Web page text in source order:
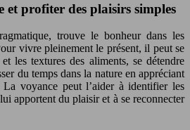
et profiter des plaisirs simples
trouve le bonheur dans les
vivre pleinement le présent, il peut se
les textures des aliments, se détendre
du temps dans la nature en appréciant
La voyance peut l’aider à identifier les
apportent du plaisir et à se reconnecter